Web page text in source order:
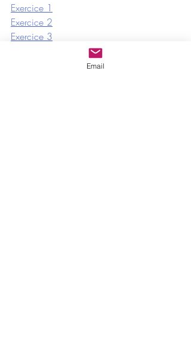
Exercice 1
Exercice 2
Exercice 3
Email